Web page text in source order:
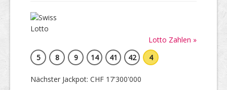
Lotto Zahlen »
5
8 9 14 41 42 4
Nächster Jackpot: CHF 17'300'000